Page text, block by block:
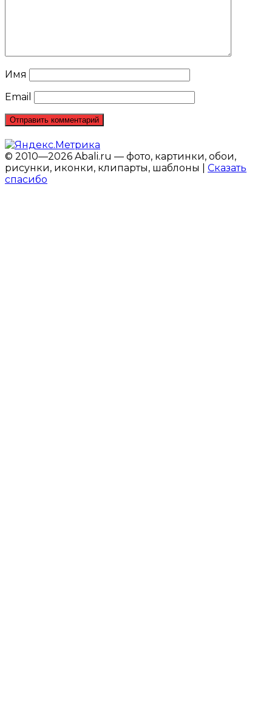
Имя
Email
© 2010—2026 Abali.ru — фото, картинки, обои,
рисунки, иконки, клипарты, шаблоны | Сказать
спасибо